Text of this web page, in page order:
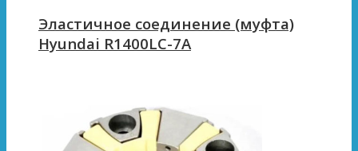
Эластичное соединение (муфта)
Hyundai R1400LC-7A